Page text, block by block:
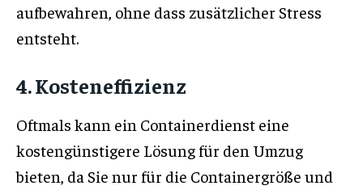
aufbewahren, ohne dass zusätzlicher Stress
entsteht.
4. Kosteneffizienz
Oftmals kann ein Containerdienst eine
kostengünstigere Lösung für den Umzug
bieten, da Sie nur für die Containergröße und